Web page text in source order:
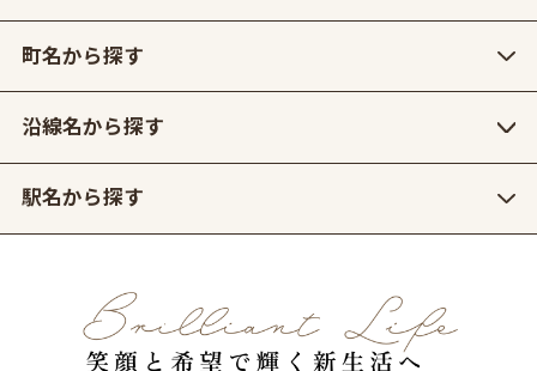
町名から探す
沿線名から探す
駅名から探す